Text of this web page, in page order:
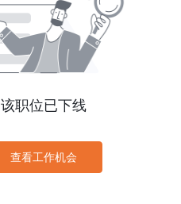
该职位已下线
查看工作机会